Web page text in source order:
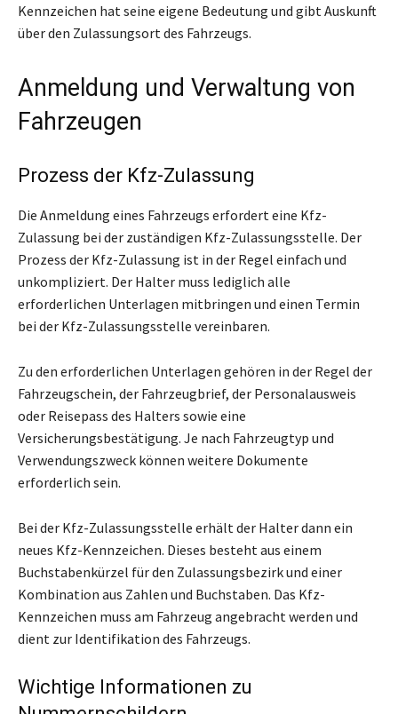
Kennzeichen hat seine eigene Bedeutung und gibt Auskunft
über den Zulassungsort des Fahrzeugs.
Anmeldung und Verwaltung von
Fahrzeugen
Prozess der Kfz-Zulassung
Die Anmeldung eines Fahrzeugs erfordert eine Kfz-
Zulassung bei der zuständigen Kfz-Zulassungsstelle. Der
Prozess der Kfz-Zulassung ist in der Regel einfach und
unkompliziert. Der Halter muss lediglich alle
erforderlichen Unterlagen mitbringen und einen Termin
bei der Kfz-Zulassungsstelle vereinbaren.
Zu den erforderlichen Unterlagen gehören in der Regel der
Fahrzeugschein, der Fahrzeugbrief, der Personalausweis
oder Reisepass des Halters sowie eine
Versicherungsbestätigung. Je nach Fahrzeugtyp und
Verwendungszweck können weitere Dokumente
erforderlich sein.
Bei der Kfz-Zulassungsstelle erhält der Halter dann ein
neues Kfz-Kennzeichen. Dieses besteht aus einem
Buchstabenkürzel für den Zulassungsbezirk und einer
Kombination aus Zahlen und Buchstaben. Das Kfz-
Kennzeichen muss am Fahrzeug angebracht werden und
dient zur Identifikation des Fahrzeugs.
Wichtige Informationen zu